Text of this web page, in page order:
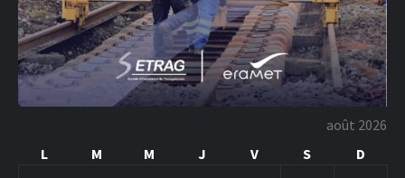
août 2026
L
M M J V S
D